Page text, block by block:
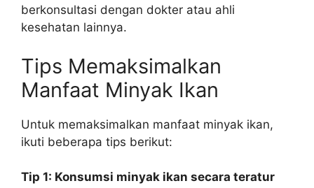
berkonsultasi dengan dokter atau ahli
kesehatan lainnya.
Tips Memaksimalkan
Manfaat Minyak Ikan
Untuk memaksimalkan manfaat minyak ikan,
ikuti beberapa tips berikut:
Tip 1: Konsumsi minyak ikan secara teratur